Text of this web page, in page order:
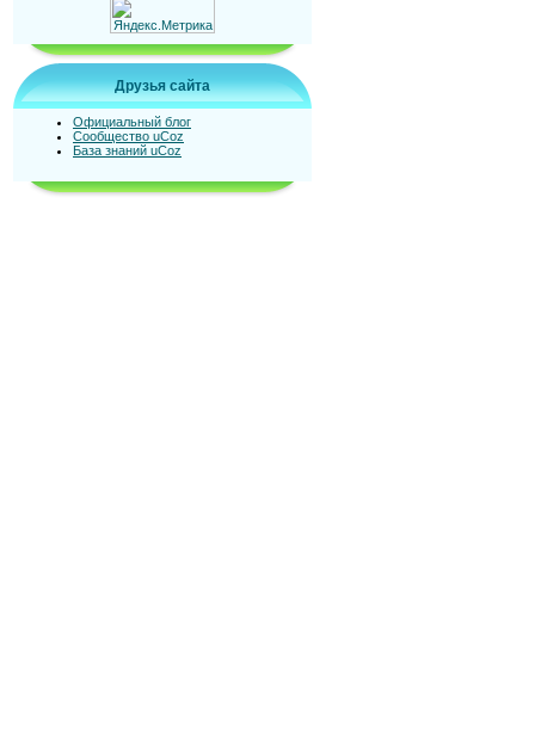
Друзья сайта
Официальный блог
Сообщество uCoz
База знаний uCoz